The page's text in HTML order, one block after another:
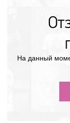
На данный